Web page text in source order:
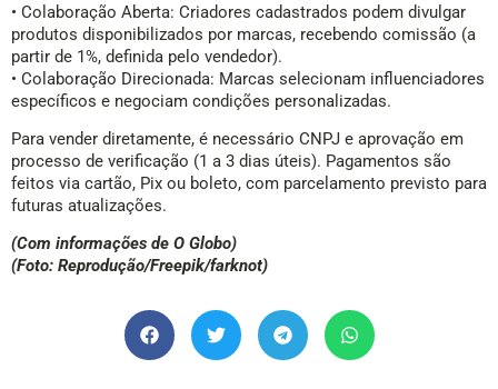
• Colaboração Aberta: Criadores cadastrados podem divulgar
produtos disponibilizados por marcas, recebendo comissão (a
partir de 1%, definida pelo vendedor).
• Colaboração Direcionada: Marcas selecionam influenciadores
específicos e negociam condições personalizadas.
Para vender diretamente, é necessário CNPJ e aprovação em
processo de verificação (1 a 3 dias úteis). Pagamentos são
feitos via cartão, Pix ou boleto, com parcelamento previsto para
futuras atualizações.
(Com informações de O Globo)
(Foto: Reprodução/Freepik/farknot)